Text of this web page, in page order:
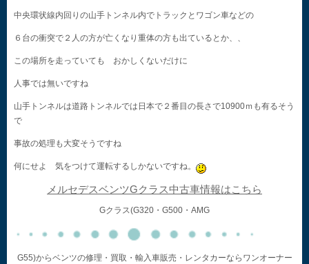
中央環状線内回りの山手トンネル内でトラックとワゴン車などの
６台の衝突で２人の方が亡くなり重体の方も出ているとか、、
この場所を走っていても おかしくないだけに
人事では無いですね
山手トンネルは道路トンネルでは日本で２番目の長さで10900ｍも有るそう
で
事故の処理も大変そうですね
何にせよ 気をつけて運転するしかないですね。
メルセデスベンツGクラス中古車情報はこちら
Gクラス(G320・G500・AMG
G55)からベンツの修理・買取・輸入車販売・レンタカーならワンオーナー